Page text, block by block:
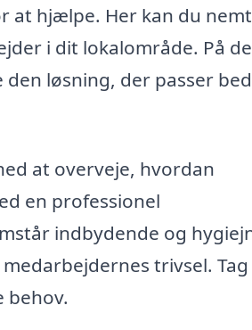
at hjælpe. Her kan du nemt
i dit lokalområde. På
løsning, der passer
at overveje, hvordan
en professionel
indbydende og
trivsel. Tag
behov.